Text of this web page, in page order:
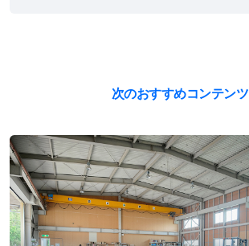
次のおすすめコンテンツ